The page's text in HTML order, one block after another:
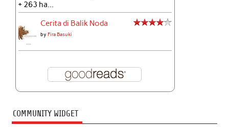
+ 263 ha...
Cerita di Balik Noda
byFira Basuki
COMMUNITY WIDGET